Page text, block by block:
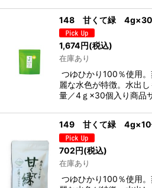
148 甘くて緑 4g×30
1,674円(税込)
在庫あり
つゆひかり100％使用
麗な水色が特徴。水出
量／4ｇ×30個入り商品
149 甘くて緑 4g×10
702円(税込)
在庫あり
つゆひかり100％使用